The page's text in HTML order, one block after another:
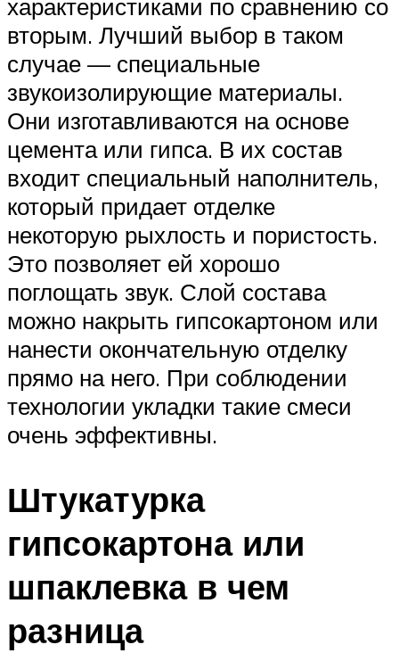
характеристиками по сравнению со
вторым. Лучший выбор в таком
случае — специальные
звукоизолирующие материалы.
Они изготавливаются на основе
цемента или гипса. В их состав
входит специальный наполнитель,
который придает отделке
некоторую рыхлость и пористость.
Это позволяет ей хорошо
поглощать звук. Слой состава
можно накрыть гипсокартоном или
нанести окончательную отделку
прямо на него. При соблюдении
технологии укладки такие смеси
очень эффективны.
Штукатурка
гипсокартона или
шпаклевка в чем
разница